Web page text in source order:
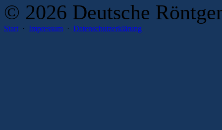
© 2026 Deutsche
Start · Impressum · Datenschutzerklärung